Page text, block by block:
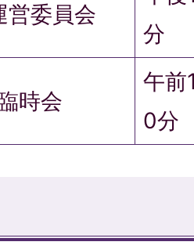
営委員会
分
時会
午前
0分